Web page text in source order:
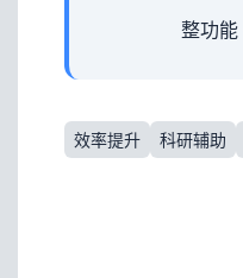
整功能
效率提升 科研辅助